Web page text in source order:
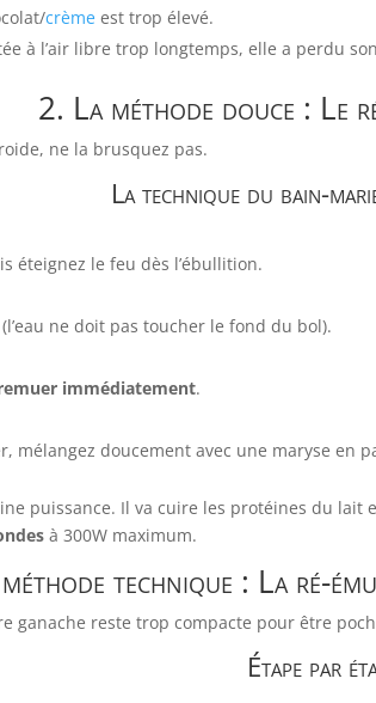
crème est trop élevé.
à l’air libre trop longtemps, elle a perdu
2. La méthode douce : Le
ne la brusquez pas.
La technique du bain-
éteignez le feu dès l’ébullition.
ne doit pas toucher le fond du bol).
immédiatement.
mélangez doucement avec une maryse en
puissance. Il va cuire les protéines du
à 300W maximum.
technique : La ré-
ganache reste trop compacte pour être
Étape par